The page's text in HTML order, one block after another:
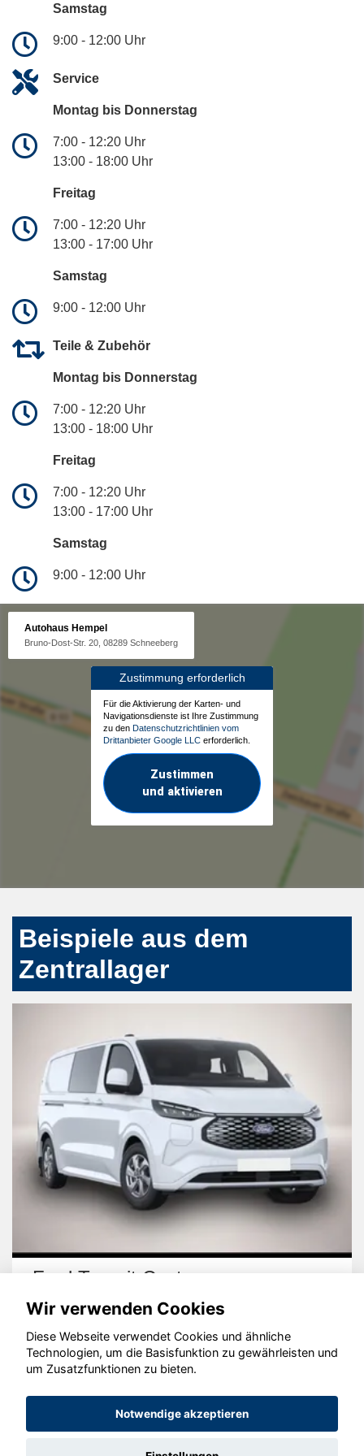
Samstag
9:00 - 12:00 Uhr
Service
Montag bis Donnerstag
7:00 - 12:20 Uhr
13:00 - 18:00 Uhr
Freitag
7:00 - 12:20 Uhr
13:00 - 17:00 Uhr
Samstag
9:00 - 12:00 Uhr
Teile & Zubehör
Montag bis Donnerstag
7:00 - 12:20 Uhr
13:00 - 18:00 Uhr
Freitag
7:00 - 12:20 Uhr
13:00 - 17:00 Uhr
Samstag
9:00 - 12:00 Uhr
Autohaus Hempel
Bruno-Dost-Str. 20, 08289 Schneeberg
Zustimmung erforderlich
Für die Aktivierung der Karten- und
Navigationsdienste ist Ihre Zustimmung
zu den Datenschutzrichtlinien vom
Drittanbieter Google LLC erforderlich.
Zustimmen
und aktivieren
Beispiele aus dem
Zentrallager
Ford Transit Custom
© konjunkturmotor.de GmbH 2020 - 2026
Wir verwenden Cookies
Diese Webseite verwendet Cookies und ähnliche
Technologien, um die Basisfunktion zu gewährleisten und
um Zusatzfunktionen zu bieten.
Notwendige akzeptieren